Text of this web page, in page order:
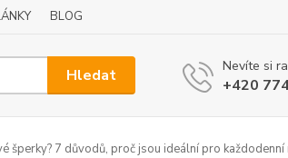
BLOG
Hledat Nevíte si
+420
šperky? 7 důvodů, proč jsou ideální pro každodenní